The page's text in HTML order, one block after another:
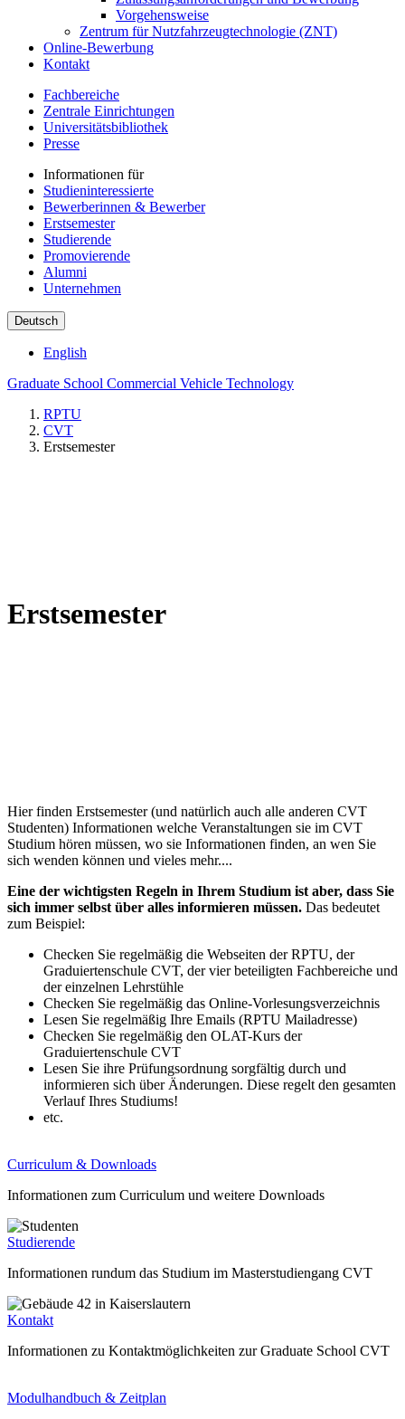
Vorgehensweise
Zentrum für Nutzfahrzeugtechnologie (ZNT)
Online-Bewerbung
Kontakt
Fachbereiche
Zentrale Einrichtungen
Universitätsbibliothek
Presse
Informationen für
Studieninteressierte
Bewerberinnen & Bewerber
Erstsemester
Studierende
Promovierende
Alumni
Unternehmen
Deutsch
English
Graduate School Commercial Vehicle Technology
RPTU
CVT
Erstsemester
Erstsemester
Hier finden Erstsemester (und natürlich auch alle anderen CVT
Studenten) Informationen welche Veranstaltungen sie im CVT
Studium hören müssen, wo sie Informationen finden, an wen Sie
sich wenden können und vieles mehr....
Eine der wichtigsten Regeln in Ihrem Studium ist aber, dass Sie
sich immer selbst über alles informieren müssen. Das bedeutet
zum Beispiel:
Checken Sie regelmäßig die Webseiten der RPTU, der
Graduiertenschule CVT, der vier beteiligten Fachbereiche und
der einzelnen Lehrstühle
Checken Sie regelmäßig das Online-Vorlesungsverzeichnis
Lesen Sie regelmäßig Ihre Emails (RPTU Mailadresse)
Checken Sie regelmäßig den OLAT-Kurs der
Graduiertenschule CVT
Lesen Sie ihre Prüfungsordnung sorgfältig durch und
informieren sich über Änderungen. Diese regelt den gesamten
Verlauf Ihres Studiums!
etc.
Curriculum & Downloads
Informationen zum Curriculum und weitere Downloads
Studierende
Informationen rundum das Studium im Masterstudiengang CVT
Kontakt
Informationen zu Kontaktmöglichkeiten zur Graduate School CVT
Modulhandbuch & Zeitplan